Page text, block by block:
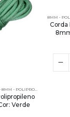
- POR METRO
Verde
8MM -
Corda